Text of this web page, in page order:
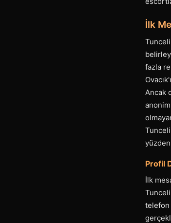
İlk
fazla
Ancak
Profil
İlk
telefon